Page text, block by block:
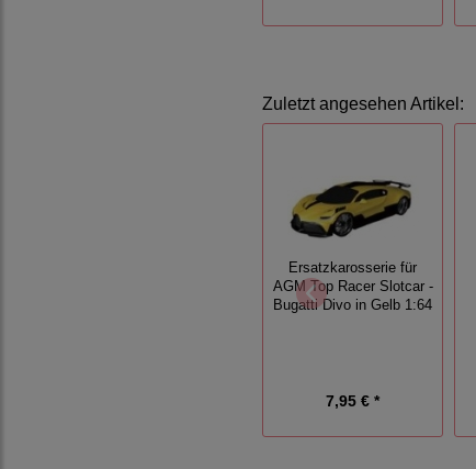
Zuletzt angesehen Artikel:
Ersatzkarosserie für
AGM Top Racer Slotcar -
Bugatti Divo in Gelb 1:64
7,95 € *